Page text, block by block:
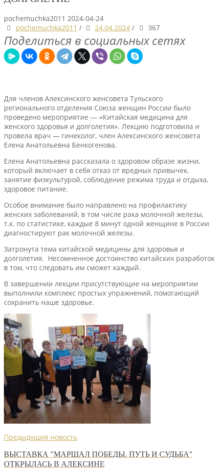
pochemuchka2011 2024-04-24
pochemuchka2011 / 24.04.2024 / 367
Поделиться в социальных сетях
Для членов Алексинского женсовета Тульского
регионального отделения Союза женщин России было
проведено мероприятие — «Китайская медицина для
женского здоровья и долголетия». Лекцию подготовила и
провела врач — гинеколог, член Алексинского женсовета
Елена Анатольевна Бенкогенова.
Елена Анатольевна рассказала о здоровом образе жизни,
который включает в себя отказ от вредных привычек,
занятие физкультурой, соблюдение режима труда и отдыха,
здоровое питание.
Особое внимание было направлено на профилактику
женских заболеваний, в том числе рака молочной железы,
т.к. по статистике, каждые 8 минут одной женщине в России
диагностируют рак молочной железы.
Затронута тема китайской медицины для здоровья и
долголетия. Несомненное достоинство китайских разработок
в том, что следовать им сможет каждый.
В завершении лекции присутствующие на мероприятии
выполнили комплекс простых упражнений, помогающий
сохранить наше здоровье.
Предыдущия новость
ВЫСТАВКА "МАРШАЛ ПОБЕДЫ. ПУТЬ И СУДЬБА"
ОТКРЫЛАСЬ В АЛЕКСИНЕ